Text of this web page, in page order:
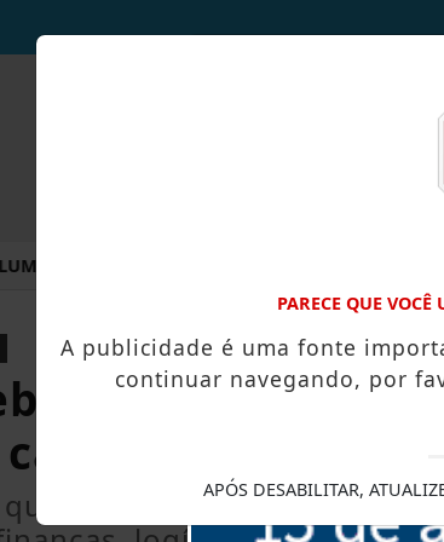
DA ALAMEDA JOSÉ SEME ARRAIÁ DO
expandem
já beneficiou 1.700
PARECE QUE
A publicidade é uma fonte
continuar navegando, por
APÓS DESABILITAR,